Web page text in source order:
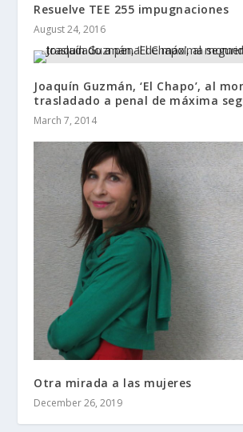
Resuelve TEE 255 impugnaciones
August 24, 2016
Joaquín Guzmán, ‘El Chapo’, al
trasladado a penal de máxima
March 7, 2014
Otra mirada a las mujeres
December 26, 2019